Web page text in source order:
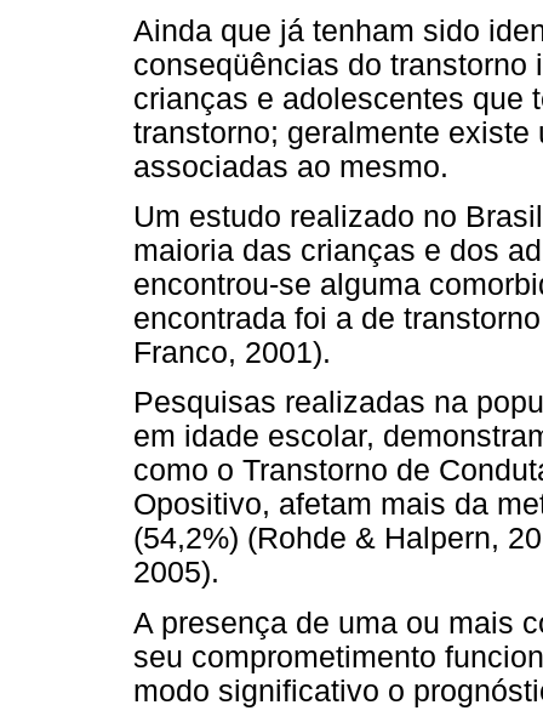
Ainda que já tenham sido
conseqüências do
crianças e adolescentes que
transtorno; geralmente
associadas ao mesmo.
Um estudo realizado no
maioria das crianças e dos
encontrou-se alguma
encontrada foi a de
Franco, 2001).
Pesquisas realizadas na
em idade escolar,
como o Transtorno de
Opositivo, afetam mais da
(54,2%) (Rohde & Halpern,
2005).
A presença de uma ou mais
seu comprometimento
modo significativo o